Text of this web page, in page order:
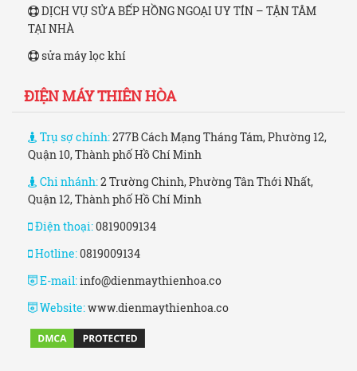
DỊCH VỤ SỬA BẾP HỒNG NGOẠI UY TÍN – TẬN TÂM
TẠI NHÀ
sửa máy lọc khí
ĐIỆN MÁY THIÊN HÒA
Trụ sợ chính:277B Cách Mạng Tháng Tám, Phường 12,
Quận 10, Thành phố Hồ Chí Minh
Chi nhánh:2 Trường Chinh, Phường Tân Thới Nhất,
Quận 12, Thành phố Hồ Chí Minh
Điện thoại:0819009134
Hotline:0819009134
E-mail:info@dienmaythienhoa.co
Website:www.dienmaythienhoa.co